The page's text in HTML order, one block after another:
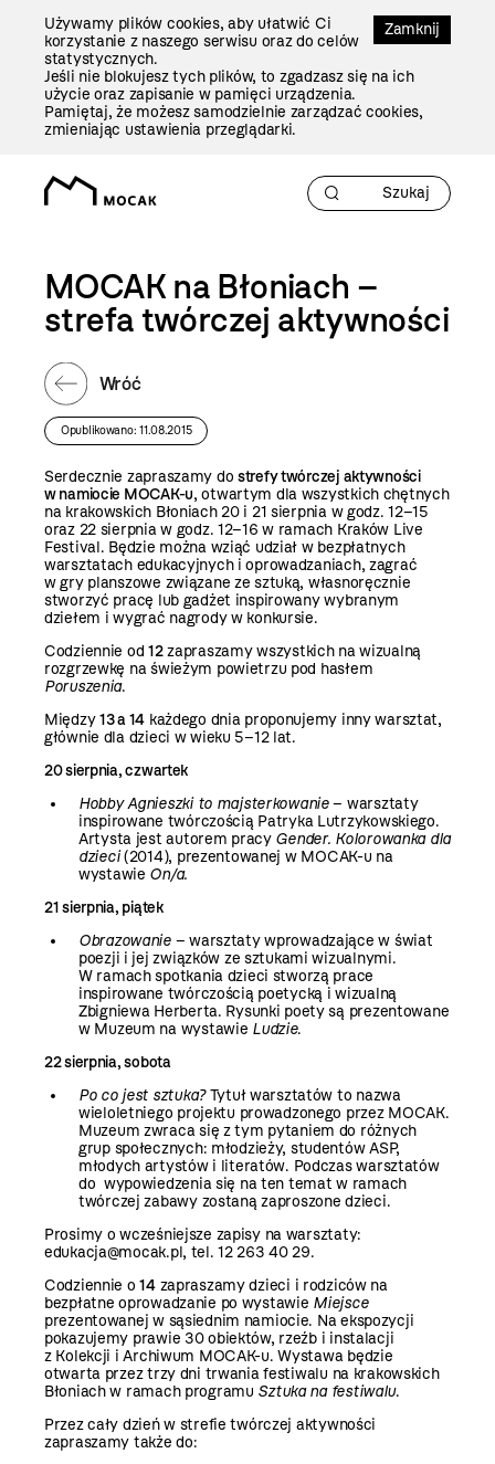
Zamknij
Używamy plików cookies, aby ułatwić Ci
korzystanie z naszego serwisu oraz do celów
statystycznych.
Jeśli nie blokujesz tych plików, to zgadzasz się na ich
użycie oraz zapisanie w pamięci urządzenia.
Pamiętaj, że możesz samodzielnie zarządzać cookies,
zmieniając ustawienia przeglądarki.
MOCAK na Błoniach –
strefa twórczej aktywności
Wróć
Opublikowano: 11.08.2015
Serdecznie zapraszamy do strefy twórczej aktywności
w namiocie MOCAK-u, otwartym dla wszystkich chętnych
na krakowskich Błoniach 20 i 21 sierpnia w godz. 12–15
oraz 22 sierpnia w godz. 12–16 w ramach Kraków Live
Festival. Będzie można wziąć udział w bezpłatnych
warsztatach edukacyjnych i oprowadzaniach, zagrać
w gry planszowe związane ze sztuką, własnoręcznie
stworzyć pracę lub gadżet inspirowany wybranym
dziełem i wygrać nagrody w konkursie.
Codziennie od12zapraszamy wszystkich na wizualną
rozgrzewkę na świeżym powietrzu pod hasłem
Poruszenia.
Między13 a 14 każdego dnia proponujemy inny warsztat,
głównie dla dzieci w wieku 5–12 lat.
20 sierpnia, czwartek
Hobby Agnieszki to majsterkowanie– warsztaty
inspirowane twórczością Patryka Lutrzykowskiego.
Artysta jest autorem pracy Gender. Kolorowanka dla
dzieci(2014), prezentowanej w MOCAK-u na
wystawie On/a.
21 sierpnia, piątek
Obrazowanie– warsztaty wprowadzające w świat
poezji i jej związków ze sztukami wizualnymi.
W ramach spotkania dzieci stworzą prace
inspirowane twórczością poetycką i wizualną
Zbigniewa Herberta. Rysunki poety są prezentowane
w Muzeum na wystawie Ludzie.
22 sierpnia, sobota
Po co jest sztuka?Tytuł warsztatów to nazwa
wieloletniego projektu prowadzonego przez MOCAK.
Muzeum zwraca się z tym pytaniem do różnych
grup społecznych: młodzieży, studentów ASP,
młodych artystów i literatów. Podczas warsztatów
do wypowiedzenia się na ten temat w ramach
twórczej zabawy zostaną zaproszone dzieci.
Prosimy o wcześniejsze zapisy na warsztaty:
edukacja@mocak.pl, tel. 12 263 40 29.
Codziennie o14zapraszamy dzieci i rodziców na
bezpłatne oprowadzanie po wystawie Miejsce
prezentowanej w sąsiednim namiocie. Na ekspozycji
pokazujemy prawie 30 obiektów, rzeźb i instalacji
z Kolekcji i Archiwum MOCAK-u. Wystawa będzie
otwarta przez trzy dni trwania festiwalu na krakowskich
Błoniach w ramach programu Sztuka na festiwalu.
Przez cały dzień w strefie twórczej aktywności
zapraszamy także do: